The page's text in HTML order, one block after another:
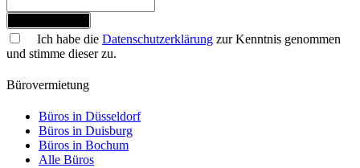
Ich habe die Datenschutzerklärung zur Kenntnis genommen
und stimme dieser zu.
Bürovermietung
Büros in Düsseldorf
Büros in Duisburg
Büros in Bochum
Alle Büros